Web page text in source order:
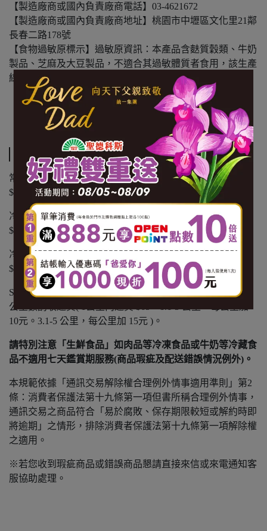
【製造廠商或國內負責廠商電話】03-4621672
【製造廠商或國內負責廠商地址】桃園市中壢區文化里21鄰
長春二路178號
【食物過敏原標示】過敏原資訊：本產品含麩質穀類、牛奶
製品、芝麻及大豆製品，不適合其過敏體質者食用，該生產
線亦生產含蛋的產品。
【內容物成份】小麥胚芽
【內容量(重量)】250公克/包
【保存期限(總效期)】360天
運送方式
常溫商品：黑貓常溫宅配 $1200 免運，未滿 $1200 酌收
$100 運費。
冷凍商品：黑貓冷凍宅配 $1500 免運，未滿 $1500 酌收
$150 運費。
冷藏商品：黑貓冷藏宅配 $1500 免運，未滿 $1500 酌收
$150 運費。
SANTA GO 外送：不分溫層 $799 免運，未滿 $799 以實際
公里數酌收運費( 1公里內運費 $65。1.1-3 公里，每公里加
10元。3.1-5 公里，每公里加 15元 )。
請特別注意「生鮮食品」如肉品等冷凍食品或牛奶等冷藏食
品不適用七天鑑賞期服務(商品瑕疵及配送錯誤情況例外)。
本規範依據「通訊交易解除權合理例外情事適用準則」第2
條：消費者保護法第十九條第一項但書所稱合理例外情事，
通訊交易之商品符合「易於腐敗、保存期限較短或解約時即
將逾期」之情形，排除消費者保護法第十九條第一項解除權
之適用。
※若您收到瑕疵商品或錯誤商品懇請直接來信或來電通知客
服協助處理。